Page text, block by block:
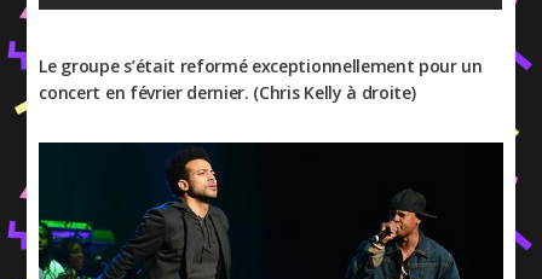
Le groupe s’était reformé exceptionnellement pour un
concert en février dernier. (Chris Kelly à droite)